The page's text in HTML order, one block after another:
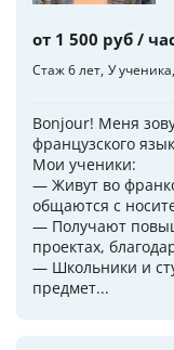
от 1 500 руб /
Стаж 6 лет У ученика
Bonjour! Меня
французского
Мои ученики:
— Живут во
общаются с
— Получают
проектах,
— Школьники и
предмет...